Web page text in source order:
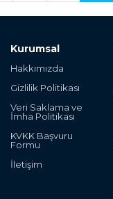
Kurumsal
Hakkımızda
Gizlilik Politikası
Veri Saklama ve
İmha Politikası
KVKK Başvuru
Formu
İletişim